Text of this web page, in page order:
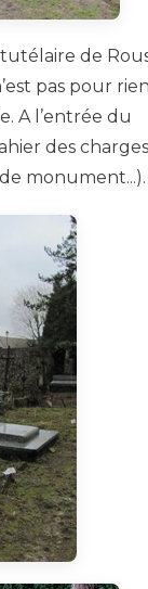
de
pas pour
A l’entrée du
des charges
monument...).